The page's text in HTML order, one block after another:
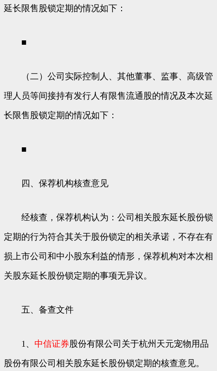
延长限售股锁定期的情况如下：
■
（二）公司实际控制人、其他董事、监事、高级管
理人员等间接持有发行人有限售流通股的情况及本次延
长限售股锁定期的情况如下：
■
四、保荐机构核查意见
经核查，保荐机构认为：公司相关股东延长股份锁
定期的行为符合其关于股份锁定的相关承诺，不存在有
损上市公司和中小股东利益的情形，保荐机构对本次相
关股东延长股份锁定期的事项无异议。
五、备查文件
1、 中信证券股份有限公司关于杭州天元宠物用品
股份有限公司相关股东延长股份锁定期的核查意见。